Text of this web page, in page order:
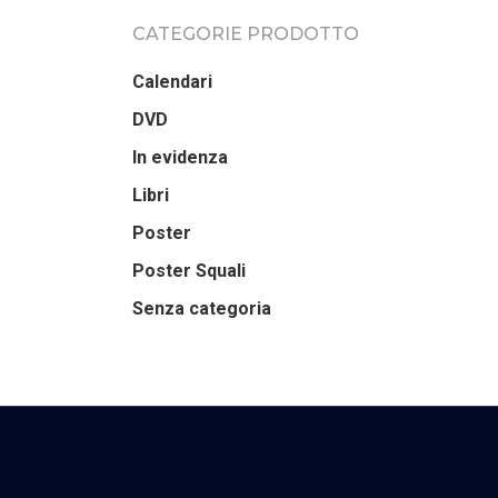
CATEGORIE PRODOTTO
Calendari
DVD
In evidenza
Libri
Poster
Poster Squali
Senza categoria